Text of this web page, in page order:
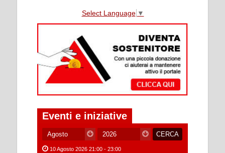
Select Language ▼
Eventi e iniziative
10 Agosto 2026 21:00 - 23:00